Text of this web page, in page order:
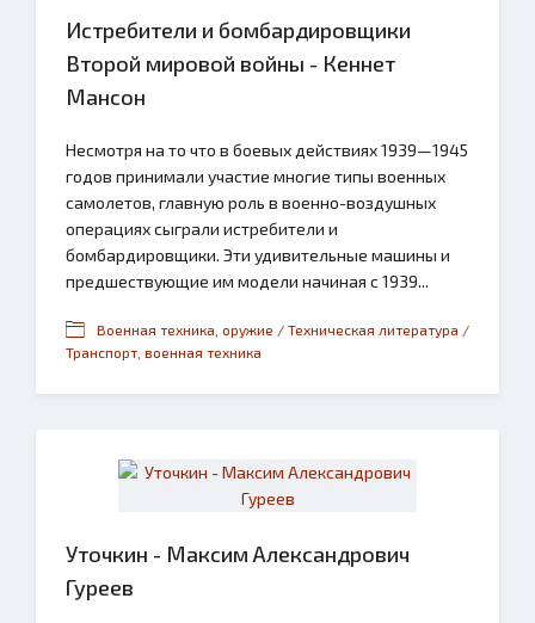
Истребители и бомбардировщики
Второй мировой войны - Кеннет
Мансон
Несмотря на то что в боевых действиях 1939—1945
годов принимали участие многие типы военных
самолетов, главную роль в военно-воздушных
операциях сыграли истребители и
бомбардировщики. Эти удивительные машины и
предшествующие им модели начиная с 1939...
Военная техника, оружие / Техническая литература /
Транспорт, военная техника
Уточкин - Максим Александрович
Гуреев